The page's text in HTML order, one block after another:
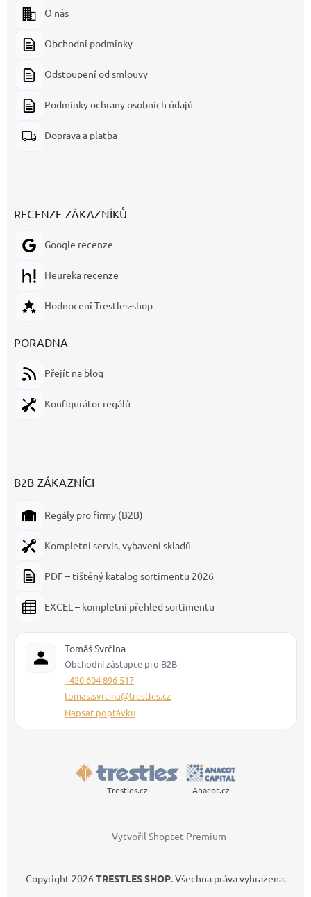
O nás
Obchodní podmínky
Odstoupení od smlouvy
Podmínky ochrany osobních údajů
Doprava a platba
RECENZE ZÁKAZNÍKŮ
Google recenze
Heureka recenze
Hodnocení Trestles-shop
PORADNA
Přejít na blog
Konfigurátor regálů
B2B ZÁKAZNÍCI
Regály pro firmy (B2B)
Kompletní servis, vybavení skladů
PDF – tištěný katalog sortimentu 2026
EXCEL – kompletní přehled sortimentu
Tomáš Svrčina
Obchodní zástupce pro B2B
+420 604 896 517
tomas.svrcina@trestles.cz
Napsat poptávku
Trestles.cz Anacot.cz
Vytvořil Shoptet Premium
Copyright 2026 TRESTLES SHOP. Všechna práva vyhrazena.